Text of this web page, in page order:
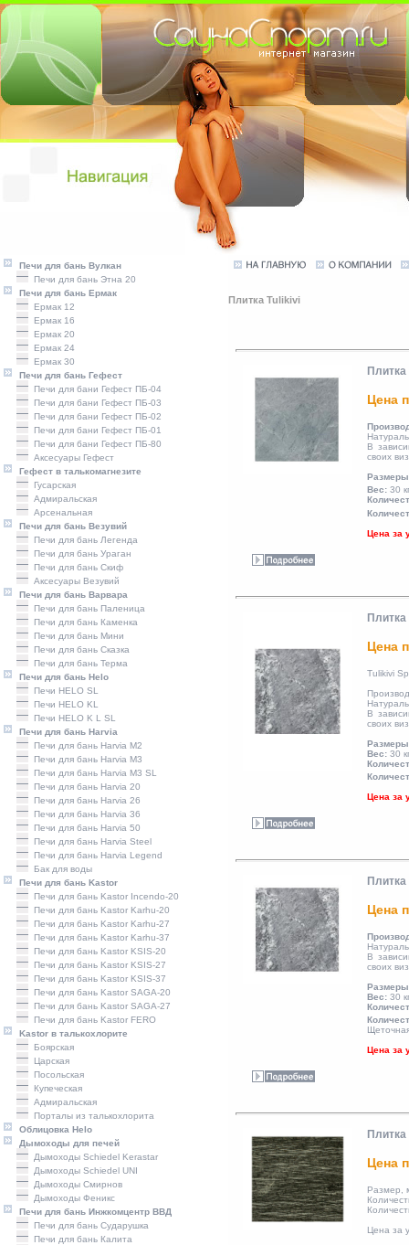
Печи для бань Вулкан
Печи для бань Этна 20
Печи для бань Ермак
Ермак 12
Ермак 16
Ермак 20
Ермак 24
Ермак 30
Печи для бань Гефест
Печи для бани Гефест ПБ-04
Печи для бани Гефест ПБ-03
Печи для бани Гефест ПБ-02
Печи для бани Гефест ПБ-01
Печи для бани Гефест ПБ-80
Аксесуары Гефест
Гефест в талькомагнезите
Гусарская
Адмиральская
Арсенальная
Печи для бань Везувий
Печи для бань Легенда
Печи для бань Ураган
Печи для бань Скиф
Аксесуары Везувий
Печи для бань Варвара
Печи для бань Паленица
Печи для бань Каменка
Печи для бань Мини
Печи для бань Сказка
Печи для бань Терма
Печи для бань Helo
Печи HELO SL
Печи HELO KL
Печи HELO K L SL
Печи для бань Harvia
Печи для бань Harvia M2
Печи для бань Harvia M3
Печи для бань Harvia M3 SL
Печи для бань Harvia 20
Печи для бань Harvia 26
Печи для бань Harvia 36
Печи для бань Harvia 50
Печи для бань Harvia Steel
Печи для бань Harvia Legend
Бак для воды
Печи для бань Kastor
Печи для бань Kastor Incendo-20
Печи для бань Kastor Karhu-20
Печи для бань Kastor Karhu-27
Печи для бань Kastor Karhu-37
Печи для бань Kastor KSIS-20
Печи для бань Kastor KSIS-27
Печи для бань Kastor KSIS-37
Печи для бань Kastor SAGA-20
Печи для бань Kastor SAGA-27
Печи для бань Kastor FERO
Kastor в талькохлорите
Боярская
Царская
Посольская
Купеческая
Адмиральская
Порталы из талькохлорита
Облицовка Helo
Дымоходы для печей
Дымоходы Schiedel Kerastar
Дымоходы Schiedel UNI
Дымоходы Смирнов
Дымоходы Феникс
Печи для бань Инжкомцентр ВВД
Печи для бань Сударушка
Печи для бань Калита
Плитка Tulikivi
Цена
В
своих
Вес: 30
Цена за
Плитка
Цена
Tulikivi
В
своих
Вес: 30
Цена за
Плитка
Цена
В
своих
Вес: 30
Цена за
Плитка
Цена
Размер,
Цена за